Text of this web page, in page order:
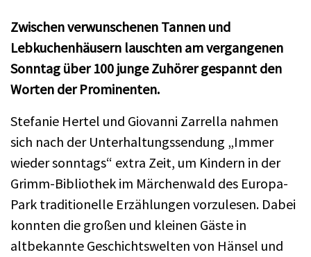
Zwischen verwunschenen Tannen und
Lebkuchenhäusern lauschten am vergangenen
Sonntag über 100 junge Zuhörer gespannt den
Worten der Prominenten.
Stefanie Hertel und Giovanni Zarrella nahmen
sich nach der Unterhaltungssendung „Immer
wieder sonntags“ extra Zeit, um Kindern in der
Grimm-Bibliothek im Märchenwald des Europa-
Park traditionelle Erzählungen vorzulesen. Dabei
konnten die großen und kleinen Gäste in
altbekannte Geschichtswelten von Hänsel und